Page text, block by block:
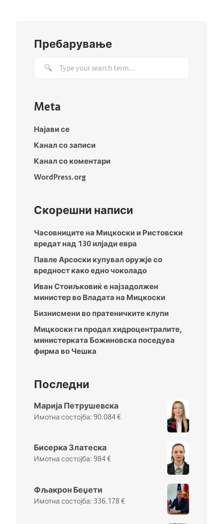
Пребарување
Meta
Најави се
Канал со записи
Канал со коментари
WordPress.org
Скорешни написи
Часовниците на Мицкоски и Ристовски
вредат над 130 илјади евра
Павле Арсоски купувал оружје со
вредност како едно чоколадо
Иван Стоиљковиќ е најзадолжен
министер во Владата на Мицкоски
Бизнисмени во пратеничките клупи
Мицкоски ги продал хидроцентралите,
министерката Божиновска поседува
фирма во Чешка
Последни
Марија Петрушевска
90.084€
Бисерка Златеска
984€
Фљакрон Беџети
336.178€